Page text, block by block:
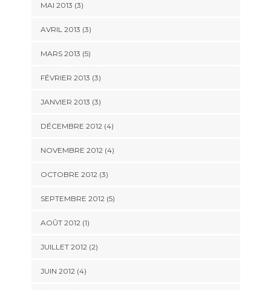
MAI 2013 (3)
AVRIL 2013 (3)
MARS 2013 (5)
FÉVRIER 2013 (3)
JANVIER 2013 (3)
DÉCEMBRE 2012(4)
NOVEMBRE 2012(4)
OCTOBRE 2012(3)
SEPTEMBRE 2012(5)
AOÛT 2012(1)
JUILLET 2012(2)
JUIN 2012(4)